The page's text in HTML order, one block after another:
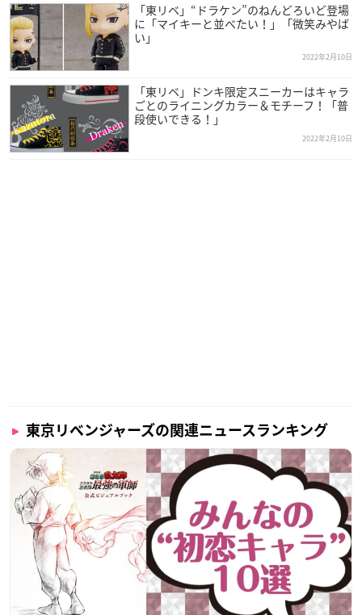
「東リベ」“ドラケン”のねんどろいど登場
に「マイキーと並べたい！」「微笑みやば
い」
2022年2月10日
「東リベ」ドンキ限定スニーカーはキャラ
ごとのライニングカラー＆モチーフ！「普
段使いできる！」
2022年2月10日
東京リベンジャーズの関連ニュースランキング